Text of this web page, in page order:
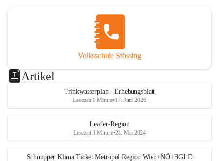
Volksschule Stössing
Artikel
Trinkwasserplan - Erhebungsblatt
Lesezeit 1 Minute•17. Juni 2026
Leader-Region
Lesezeit 1 Minute•21. Mai 2024
Schnupper Klima Ticket Metropol Region Wien+NÖ+BGLD